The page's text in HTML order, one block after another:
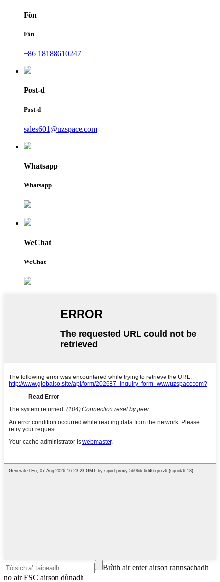
Fòn
Fòn
+86 18188610247
Post-d
Post-d
sales601@uzspace.com
Whatsapp
Whatsapp
WeChat
WeChat
Brùth air enter airson rannsachadh
no air ESC airson dùnadh